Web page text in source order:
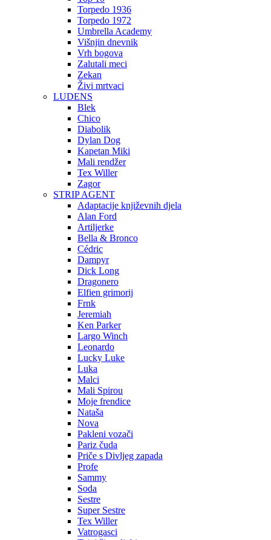
Torpedo 1936
Torpedo 1972
Umbrella Academy
Višnjin dnevnik
Vrh bogova
Zalutali meci
Zekan
Živi mrtvaci
LUDENS
Blek
Chico
Diabolik
Dylan Dog
Kapetan Miki
Mali rendžer
Tex Willer
Zagor
STRIP AGENT
Adaptacije književnih djela
Alan Ford
Artiljerke
Bella & Bronco
Cédric
Dampyr
Dick Long
Dragonero
Elfien grimorij
Frnk
Jeremiah
Ken Parker
Largo Winch
Leonardo
Lucky Luke
Luka
Malci
Mali Spirou
Moje frendice
Nataša
Nova
Pakleni vozači
Pariz čuda
Priče s Divljeg zapada
Profe
Sammy
Soda
Sestre
Super Sestre
Tex Willer
Vatrogasci